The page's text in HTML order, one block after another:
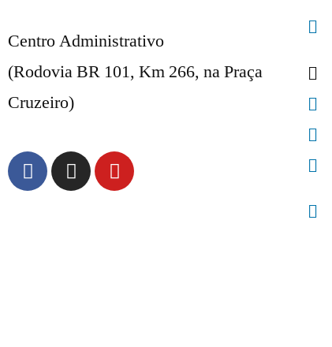
Centro Administrativo
(Rodovia BR 101, Km 266, na Praça
Cruzeiro)